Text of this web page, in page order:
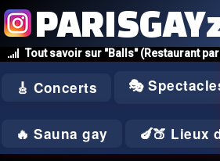
Tout savoir sur "Balls" (Restaurant
🎸 Concerts 🎭
🔥 Sauna gay 🍆🍑 Lieux